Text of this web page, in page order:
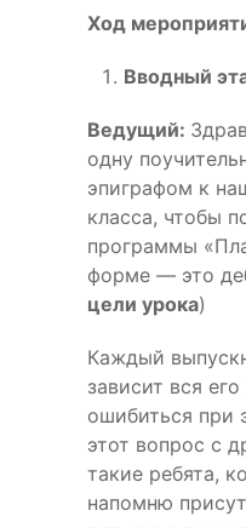
Ход
Вводный
Ведущий:
одну
эпиграфом к
класса, чтобы
программы
форме — это
цели урока)
Каждый
зависит вся
ошибиться при
этот вопрос с
такие ребята,
напомню